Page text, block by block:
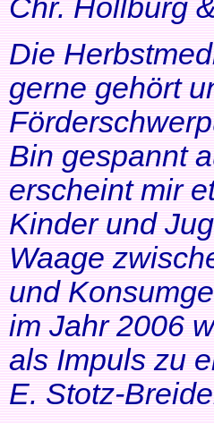
Chr. Hollburg
Die
gerne gehört
Bin gespannt
erscheint mir
Kinder und
Waage
und
im Jahr 2006
als Impuls zu
E. Stotz-